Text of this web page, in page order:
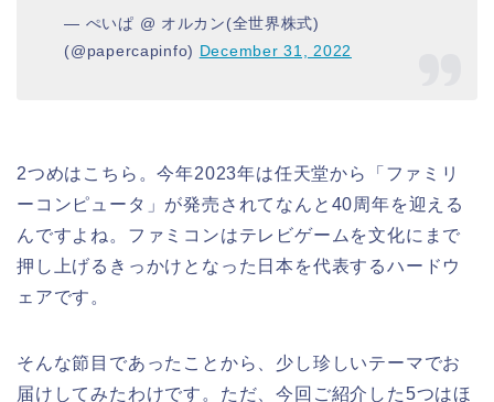
— ぺいぱ @ オルカン(全世界株式)
(@papercapinfo) December 31, 2022
2つめはこちら。今年2023年は任天堂から「ファミリ
ーコンピュータ」が発売されてなんと40周年を迎える
んですよね。ファミコンはテレビゲームを文化にまで
押し上げるきっかけとなった日本を代表するハードウ
ェアです。
そんな節目であったことから、少し珍しいテーマでお
届けしてみたわけです。ただ、今回ご紹介した5つはほ